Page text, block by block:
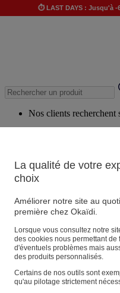
⏱️ LAST DAYS : Jusqu'à -
Nos clients recherchent
Produits suggérés
Voir tous les produits
Magasin
Vos informations
Suivre une commande
Panier
La qualité de votre
choix
Améliorer notre site au
première chez Okaïdi.
Lorsque vous consultez notre
des cookies nous permettant
d'éventuels problèmes mais
des produits personnalisés.
Certains de nos outils sont
qu'au pilotage strictement